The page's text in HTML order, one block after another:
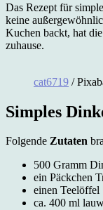
Das Rezept für
keine
Kuchen backt, hat
zuhause.
cat6719 /
Simples
Folgende Zutaten
500 Gramm
ein Päckchen
einen Teelöffel
ca. 400 ml